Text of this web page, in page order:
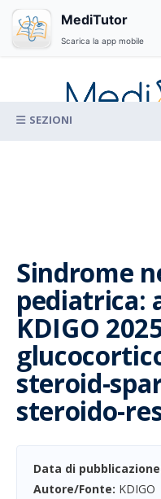
content
Sindrome
pediatrica:
KDIGO
steroid-
steroido-
Data di
Autore/Fonte: KDIGO
for:
MediTutor
Scarica la app mobile